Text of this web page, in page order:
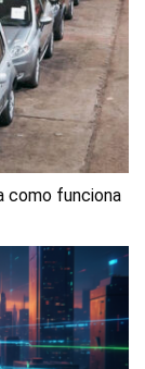
como funciona